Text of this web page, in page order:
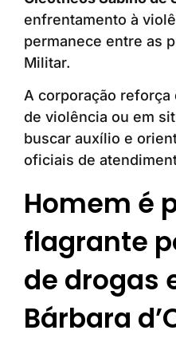
enfrentamento à
permanece entre as
Militar.
A corporação
de violência ou em
buscar auxílio e
oficiais de
Homem é
flagrante
de drogas
Bárbara